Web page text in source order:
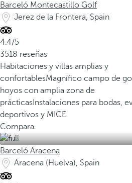
Barceló Montecastillo Golf
Jerez de la Frontera, Spain
4.4/5
3518 reseñas
Habitaciones y villas amplias y
confortablesMagnífico campo de
hoyos con amplia zona de
prácticas Instalaciones para bodas,
deportivos y MICE
Compara
Barceló Aracena
Aracena (Huelva), Spain